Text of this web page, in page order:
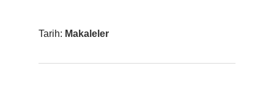
Tarih: Makaleler